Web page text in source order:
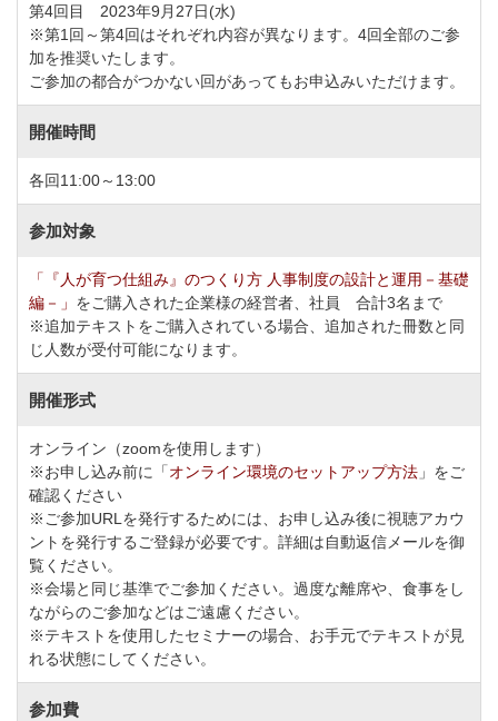
第4回目 2023年9月27日(水)
※第1回～第4回はそれぞれ内容が異なります。4回全部のご参
加を推奨いたします。
ご参加の都合がつかない回があってもお申込みいただけます。
開催時間
各回11:00～13:00
参加対象
「『人が育つ仕組み』のつくり方 人事制度の設計と運用－基礎
編－」 をご購入された企業様の経営者、社員 合計3名まで
※追加テキストをご購入されている場合、追加された冊数と同
じ人数が受付可能になります。
開催形式
オンライン（zoomを使用します）
※お申し込み前に「オンライン環境のセットアップ方法 」をご
確認ください
※ご参加URLを発行するためには、お申し込み後に視聴アカウ
ントを発行するご登録が必要です。詳細は自動返信メールを御
覧ください。
※会場と同じ基準でご参加ください。過度な離席や、食事をし
ながらのご参加などはご遠慮ください。
※テキストを使用したセミナーの場合、お手元でテキストが見
れる状態にしてください。
参加費